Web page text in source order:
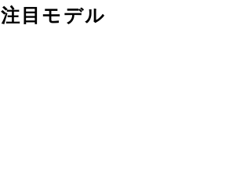
注目モデル